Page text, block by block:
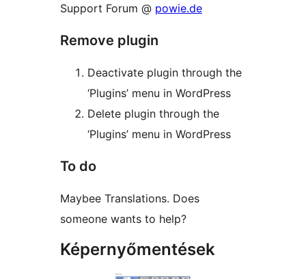
Support Forum @ powie.de
Remove plugin
Deactivate plugin through the
‘Plugins’ menu in WordPress
Delete plugin through the
‘Plugins’ menu in WordPress
To do
Maybee Translations. Does
someone wants to help?
Képernyőmentések